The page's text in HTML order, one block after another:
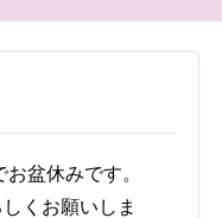
盆休みです。
くお願いしま